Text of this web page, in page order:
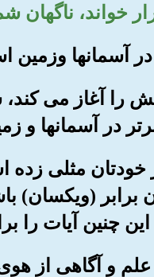
خواند،
را آغاز می
در آسمانها و
خودتان مثلی زده
(ویکسان)
این چنین آیات
علم و آگاهی از